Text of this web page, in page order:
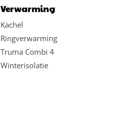
Verwarming
Kachel
Ringverwarming
Truma Combi 4
Winterisolatie